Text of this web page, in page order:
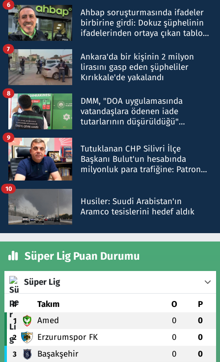
Ahbap soruşturmasında ifadeler
birbirine girdi: Dokuz şüphelinin
ifadelerinden ortaya çıkan tablo
6
Ankara'da bir kişinin 2 milyon
lirasını gasp eden şüpheliler
Kırıkkale'de yakalandı
7
DMM, "DOA uygulamasında
vatandaşlara ödenen iade
tutarlarının düşürüldüğü"
8
Tutuklanan CHP Silivri İlçe
Başkanı Bulut'un hesabında
milyonluk para trafiğine: Patron
9
Husiler: Suudi Arabistan'ın
Aramco tesislerini hedef aldık
10
Süper Lig Puan Durumu
Süper Lig
# Takım O P
1 Amed 0 0
2 Erzurumspor FK 0 0
3 Başakşehir 0 0